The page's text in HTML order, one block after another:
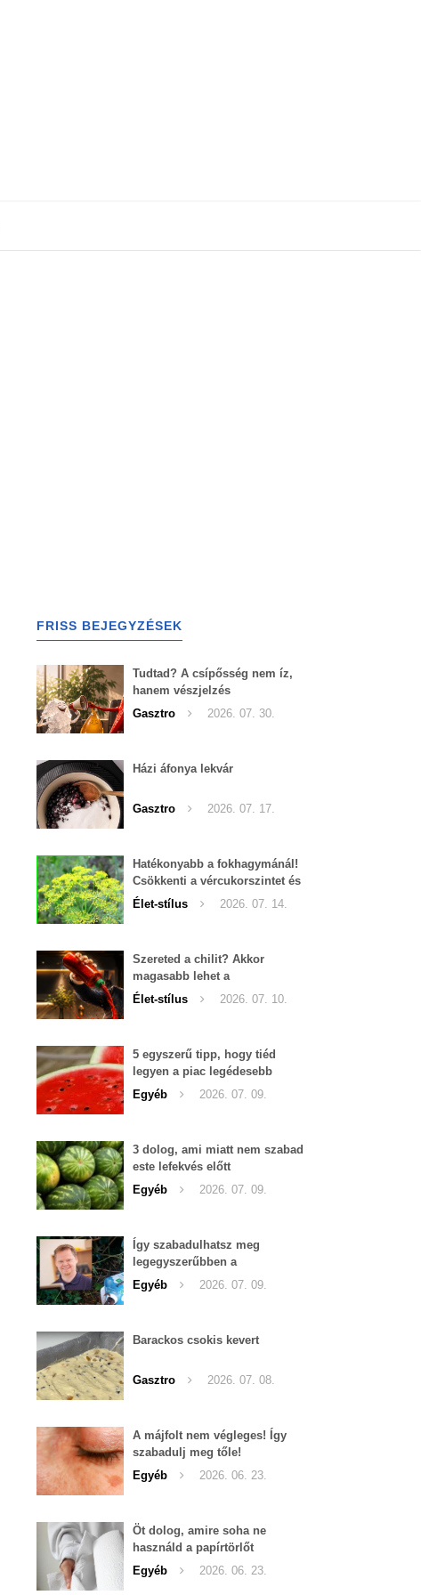
FRISS BEJEGYZÉSEK
Tudtad? A csípősség nem íz,
hanem vészjelzés
Gasztro
2026. 07. 30.
Házi áfonya lekvár
Gasztro 2026. 07. 17.
Hatékonyabb a fokhagymánál!
Csökkenti a vércukorszintet és
a magas vérnyomást is!
Élet-stílus 2026. 07. 14.
Szereted a chilit? Akkor
magasabb lehet a
tesztoszteron-szinted
Élet-stílus 2026. 07. 10.
5 egyszerű tipp, hogy tiéd
legyen a piac legédesebb
görögdinnyéje
Egyéb 2026. 07. 09.
3 dolog, ami miatt nem szabad
este lefekvés előtt
görögdinnyét enni
Egyéb 2026. 07. 09.
Így szabadulhatsz meg
legegyszerűbben a
pucércsigáktól
Egyéb 2026. 07. 09.
Barackos csokis kevert
Gasztro 2026. 07. 08.
A májfolt nem végleges! Így
szabadulj meg tőle!
Egyéb
2026. 06. 23.
Öt dolog, amire soha ne
használd a papírtörlőt
Egyéb
2026. 06. 23.